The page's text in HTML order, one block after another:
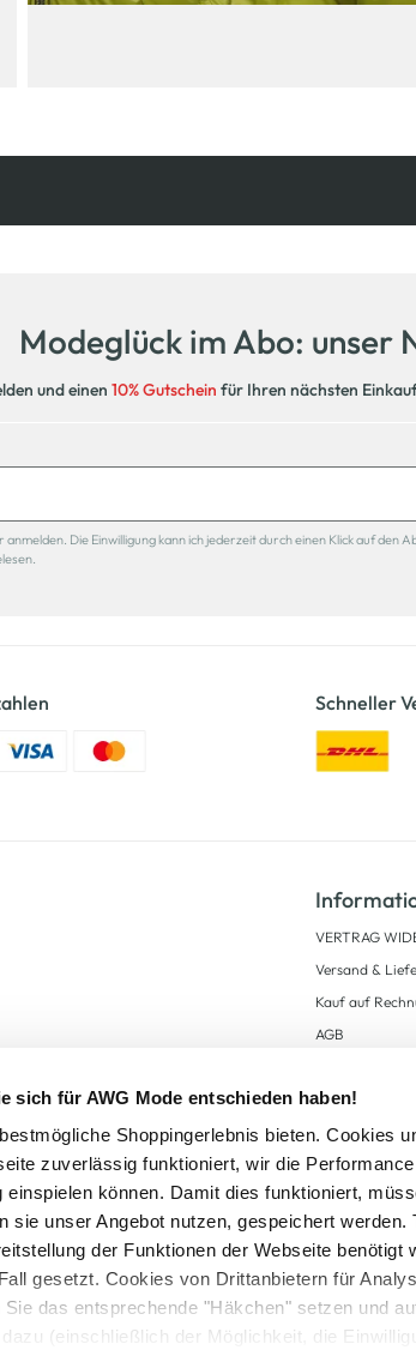
sich für AWG Mode entschieden haben!
Shoppingerlebnis bieten. Cookies
zuverlässig funktioniert, wir die
einspielen können. Damit dies funktioniert,
sie unser Angebot nutzen, gespeichert werden.
der Funktionen der Webseite benötigt
gesetzt. Cookies von Drittanbietern für
das entsprechende "Häkchen" setzen und
dazu (einschließlich der Möglichkeit, die
Modeglück im Abo: unser
und einen 10% Gutschein für Ihren nächsten
Die Einwilligung kann ich jederzeit durch einen Klick auf den
Schneller
VERTRAG
Versand &
Kauf auf
AGB
Zahlungsarten
Datenschutz
AWG CARD
Mehrwertsteuer zzgl.